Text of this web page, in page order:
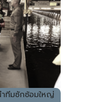
ทีมซักซ้อมใหญ่